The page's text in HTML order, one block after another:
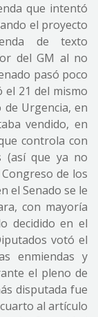
que intentó
el proyecto
de texto
del GM al no
pasó poco
21 del mismo
Urgencia, en
vendido, en
controla con
(así que ya no
de los
el Senado se le
con mayoría
decidido en el
votó el
enmiendas y
el pleno de
disputada fue
al artículo